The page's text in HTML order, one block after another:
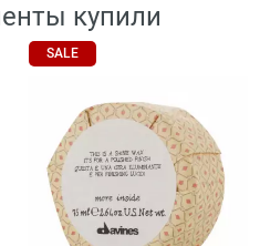
купили
SALE